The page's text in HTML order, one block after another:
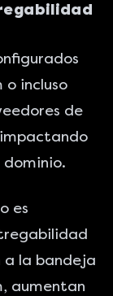
o incluso
de
impactando
es
a la bandeja
aumentan